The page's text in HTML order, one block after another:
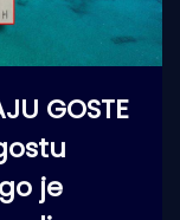
GOSTE
je